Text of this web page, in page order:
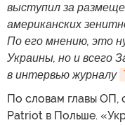
выступил за
американских
По его мнению, это
Украины, но и всего
в интервью журналу
По словам главы
Patriot в Польше.